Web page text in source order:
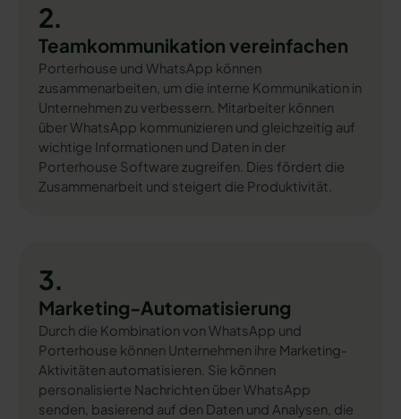
2.
Teamkommunikation vereinfachen
Porterhouse und WhatsApp können
zusammenarbeiten, um die interne Kommunikation in
Unternehmen zu verbessern. Mitarbeiter können
über WhatsApp kommunizieren und gleichzeitig auf
wichtige Informationen und Daten in der
Porterhouse Software zugreifen. Dies fördert die
Zusammenarbeit und steigert die Produktivität.
3.
Marketing-Automatisierung
Durch die Kombination von WhatsApp und
Porterhouse können Unternehmen ihre Marketing-
Aktivitäten automatisieren. Sie können
personalisierte Nachrichten über WhatsApp
senden, basierend auf den Daten und Analysen, die